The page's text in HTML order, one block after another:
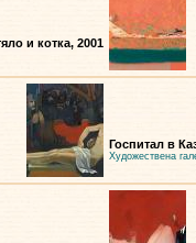
и котка, 2001
Госпитал в
Художествена